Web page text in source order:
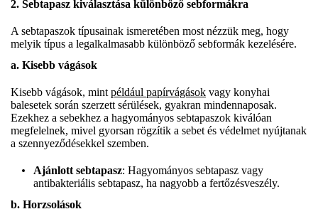
2. Sebtapasz kiválasztása különböző sebformákra
A sebtapaszok típusainak ismeretében most nézzük meg, hogy
melyik típus a legalkalmasabb különböző sebformák kezelésére.
a. Kisebb vágások
Kisebb vágások, mint például papírvágások vagy konyhai
balesetek során szerzett sérülések, gyakran mindennaposak.
Ezekhez a sebekhez a hagyományos sebtapaszok kiválóan
megfelelnek, mivel gyorsan rögzítik a sebet és védelmet nyújtanak
a szennyeződésekkel szemben.
Ajánlott sebtapasz: Hagyományos sebtapasz vagy
antibakteriális sebtapasz, ha nagyobb a fertőzésveszély.
b. Horzsolások